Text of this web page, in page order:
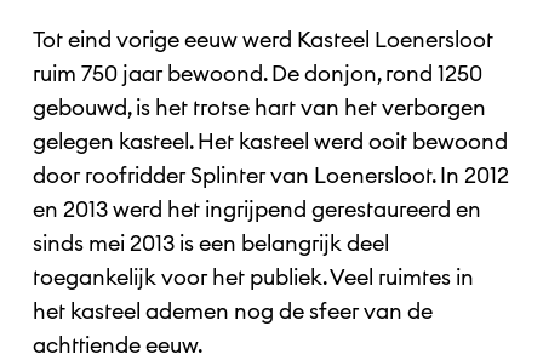
Tot eind vorige eeuw werd Kasteel Loenersloot
ruim 750 jaar bewoond. De donjon, rond 1250
gebouwd, is het trotse hart van het verborgen
gelegen kasteel. Het kasteel werd ooit bewoond
door roofridder Splinter van Loenersloot. In 2012
en 2013 werd het ingrijpend gerestaureerd en
sinds mei 2013 is een belangrijk deel
toegankelijk voor het publiek. Veel ruimtes in
het kasteel ademen nog de sfeer van de
achttiende eeuw.